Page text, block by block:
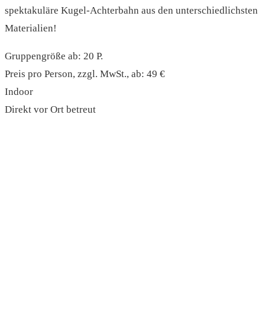
spektakuläre Kugel-Achterbahn aus den unterschiedlichsten
Materialien!
Gruppengröße ab: 20 P.
Preis pro Person, zzgl. MwSt., ab: 49 €
Indoor
Direkt vor Ort betreut